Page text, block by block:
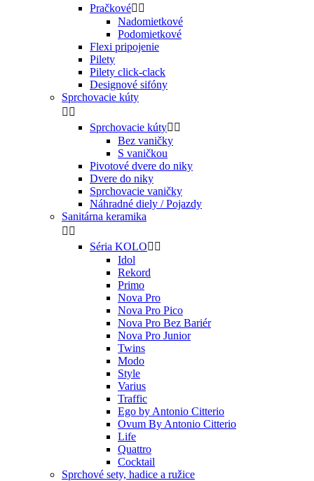
Pračkové 
Nadomietkové
Podomietkové
Flexi pripojenie
Pilety
Pilety click-clack
Designové sifóny
Sprchovacie kúty
 
Sprchovacie kúty 
Bez vaničky
S vaničkou
Pivotové dvere do niky
Dvere do niky
Sprchovacie vaničky
Náhradné diely / Pojazdy
Sanitárna keramika
 
Séria KOLO 
Idol
Rekord
Primo
Nova Pro
Nova Pro Pico
Nova Pro Bez Bariér
Nova Pro Junior
Twins
Modo
Style
Varius
Traffic
Ego by Antonio Citterio
Ovum By Antonio Citterio
Life
Quattro
Cocktail
Sprchové sety, hadice a ružice